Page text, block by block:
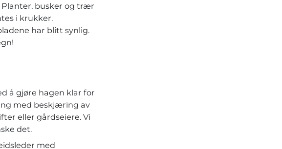
Planter, busker og trær
i krukker.
har blitt synlig.
å gjøre hagen klar for
med beskjæring av
eller gårdseiere. Vi
det.
med